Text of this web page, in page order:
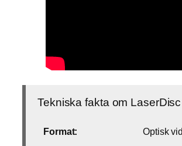
Tekniska fakta om LaserDisc
Format: Optisk